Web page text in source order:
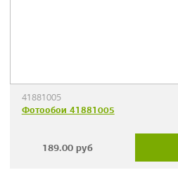
41881005
Фотообои 41881005
189.00 руб